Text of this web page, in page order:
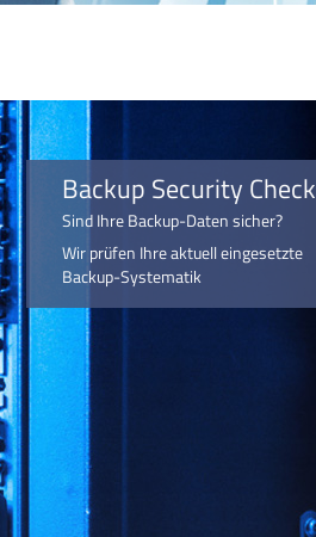
Backup Security Check
Sind Ihre Backup-Daten sicher?
Wir prüfen Ihre aktuell eingesetzte
Backup-Systematik